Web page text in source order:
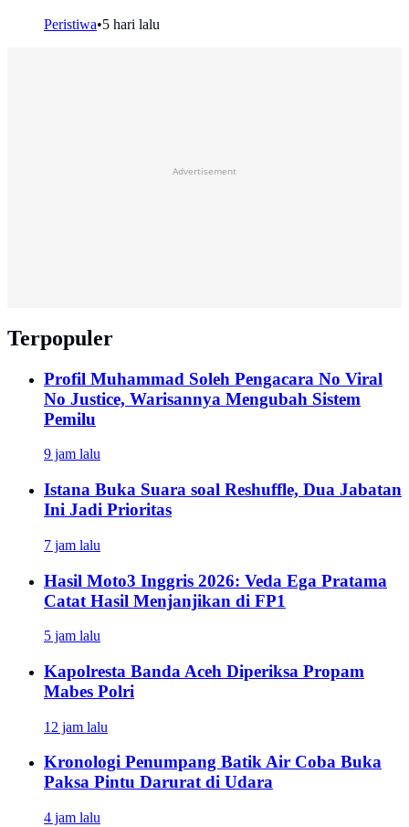
Peristiwa•5 hari lalu
Advertisement
Terpopuler
Profil Muhammad Soleh Pengacara No Viral
No Justice, Warisannya Mengubah Sistem
Pemilu
9 jam lalu
Istana Buka Suara soal Reshuffle, Dua Jabatan
Ini Jadi Prioritas
7 jam lalu
Hasil Moto3 Inggris 2026: Veda Ega Pratama
Catat Hasil Menjanjikan di FP1
5 jam lalu
Kapolresta Banda Aceh Diperiksa Propam
Mabes Polri
12 jam lalu
Kronologi Penumpang Batik Air Coba Buka
Paksa Pintu Darurat di Udara
4 jam lalu